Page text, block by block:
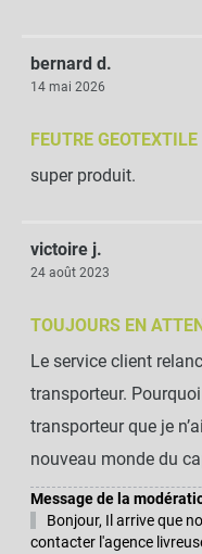
bernard d.
14 mai 2026
FEUTRE
super produit.
victoire j.
24 août 2023
TOUJOURS EN
Le service client
transporteur.
transporteur que je
nouveau monde du
Message de la
Bonjour, Il arrive que
contacter l'agence